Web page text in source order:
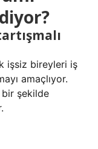
işsiz bireyleri iş
amaçlıyor.
bir şekilde